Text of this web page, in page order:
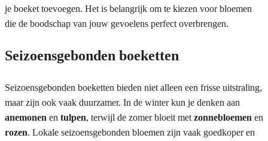
je boeket toevoegen. Het is belangrijk om te kiezen voor bloemen
die de boodschap van jouw gevoelens perfect overbrengen.
Seizoensgebonden boeketten
Seizoensgebonden boeketten bieden niet alleen een frisse uitstraling,
maar zijn ook vaak duurzamer. In de winter kun je denken aan
anemonen en tulpen, terwijl de zomer bloeit met zonnebloemen en
rozen. Lokale seizoensgebonden bloemen zijn vaak goedkoper en